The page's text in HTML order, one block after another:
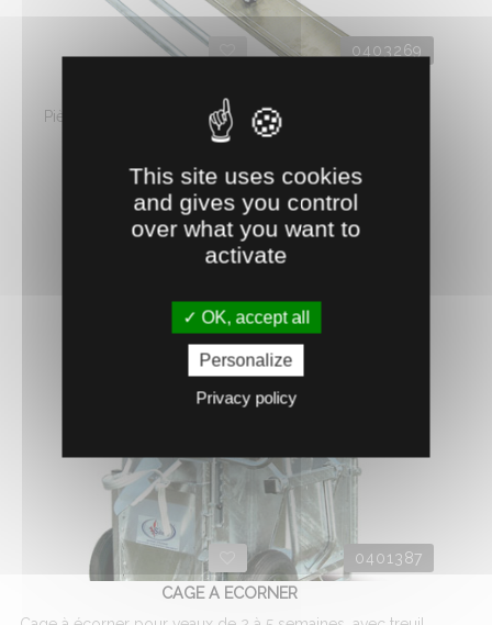
0403269
Pièce de rechange : Support de feux arrière pour les
remorques Prattley. ...
123.91 €HT
AJOUTER AU PANIER
0401387
CAGE A ECORNER
This site uses cookies
and gives you control
over what you want to
activate
OK, accept all
Personalize
Privacy policy